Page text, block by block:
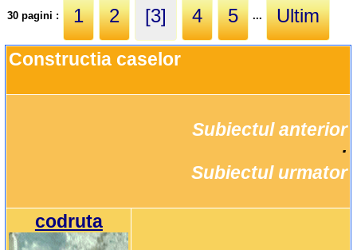
30 pagini : 1 2 [3] 4 5 ... Ultim
Constructia caselor
Subiectul anterior
Subiectul urmator
codruta